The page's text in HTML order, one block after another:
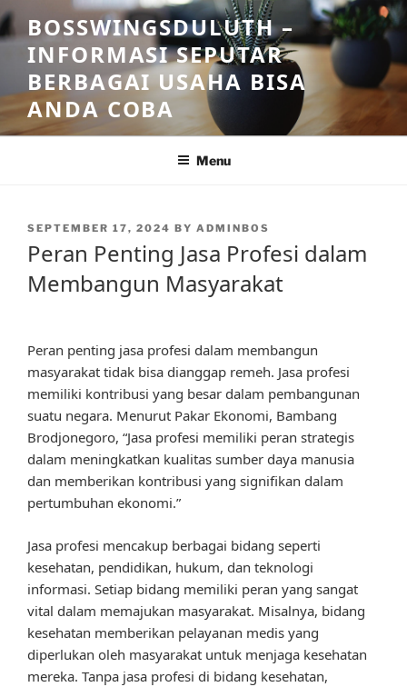
Skip
to
content
BOSSWINGSDULUTH –
INFORMASI SEPUTAR
BERBAGAI USAHA BISA
ANDA COBA
Menu
POSTED
SEPTEMBER 17, 2024 BY ADMINBOS
Peran Penting Jasa Profesi dalam
Membangun Masyarakat
Peran penting jasa profesi dalam membangun
masyarakat tidak bisa dianggap remeh. Jasa profesi
memiliki kontribusi yang besar dalam pembangunan
suatu negara. Menurut Pakar Ekonomi, Bambang
Brodjonegoro, “Jasa profesi memiliki peran strategis
dalam meningkatkan kualitas sumber daya manusia
dan memberikan kontribusi yang signifikan dalam
pertumbuhan ekonomi.”
Jasa profesi mencakup berbagai bidang seperti
kesehatan, pendidikan, hukum, dan teknologi
informasi. Setiap bidang memiliki peran yang sangat
vital dalam memajukan masyarakat. Misalnya, bidang
kesehatan memberikan pelayanan medis yang
diperlukan oleh masyarakat untuk menjaga kesehatan
mereka. Tanpa jasa profesi di bidang kesehatan,